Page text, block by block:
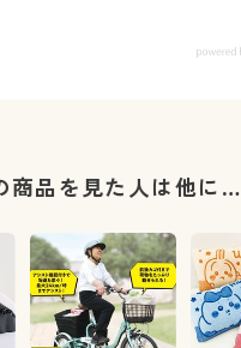
商品を見た人は他に…